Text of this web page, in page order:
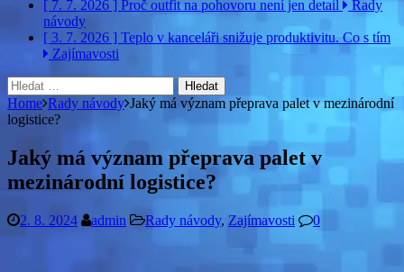
[ 7. 7. 2026 ] Proč outfit na pohovoru není jen detail
Rady
návody
[ 3. 7. 2026 ] Teplo v kanceláři snižuje produktivitu. Co s tím
Zajímavosti
Vyhledávání
Home Rady návody Jaký má význam přeprava palet v mezinárodní
logistice?
Jaký má význam přeprava palet v
mezinárodní logistice?
2. 8. 2024 admin Rady návody, Zajímavosti 0